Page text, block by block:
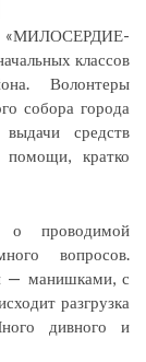
классов
Волонтеры
собора города
средств
кратко
проводимой
вопросов.
— манишками, с
разгрузка
дивного и